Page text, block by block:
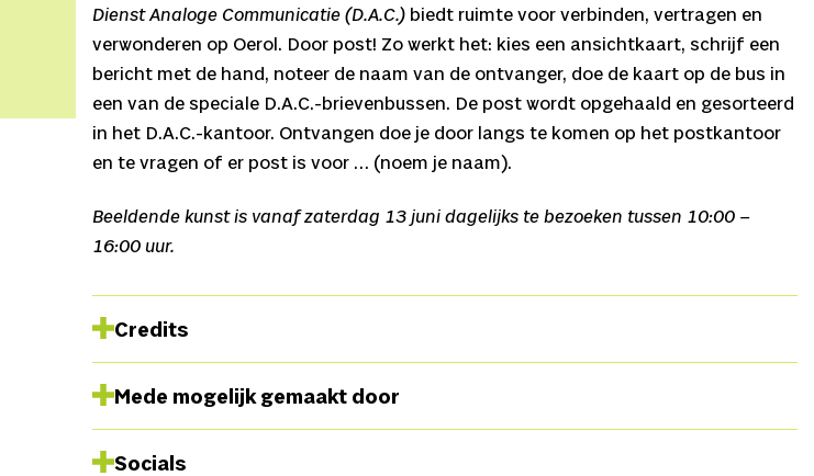
Dienst Analoge Communicatie (D.A.C.) biedt ruimte voor verbinden, vertragen en
verwonderen op Oerol. Door post! Zo werkt het: kies een ansichtkaart, schrijf een
bericht met de hand, noteer de naam van de ontvanger, doe de kaart op de bus in
een van de speciale D.A.C.-brievenbussen. De post wordt opgehaald en gesorteerd
in het D.A.C.-kantoor. Ontvangen doe je door langs te komen op het postkantoor
en te vragen of er post is voor … (noem je naam).
Beeldende kunst is vanaf zaterdag 13 juni dagelijks te bezoeken tussen 10:00 –
16:00 uur.
Credits
Het kreeg zijn vorm door de enthousiaste inzet van de kinderen en leerkrachten.
Mede mogelijk gemaakt door
Socials